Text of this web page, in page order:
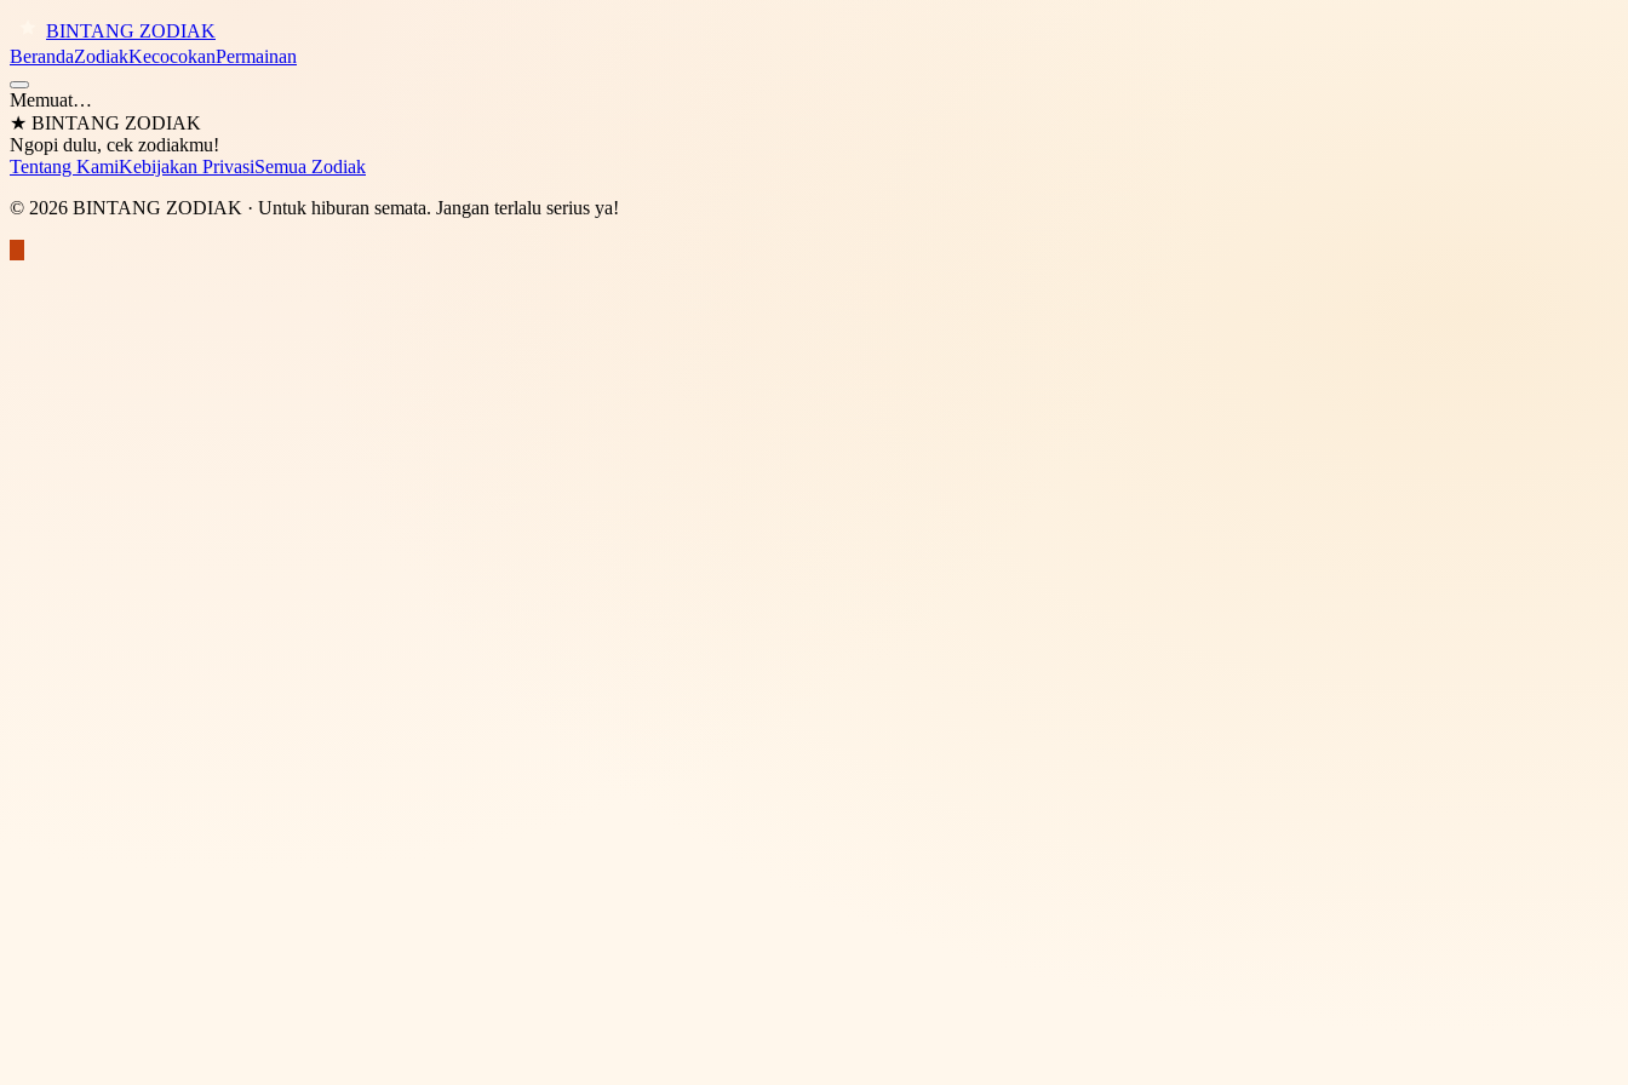
BINTANG ZODIAK
BerandaZodiakKecocokanPermainan
Memuat…
★ BINTANG ZODIAK
Ngopi dulu, cek zodiakmu!
Tentang KamiKebijakan PrivasiSemua Zodiak
© 2026 BINTANG ZODIAK · Untuk hiburan semata. Jangan terlalu serius ya!